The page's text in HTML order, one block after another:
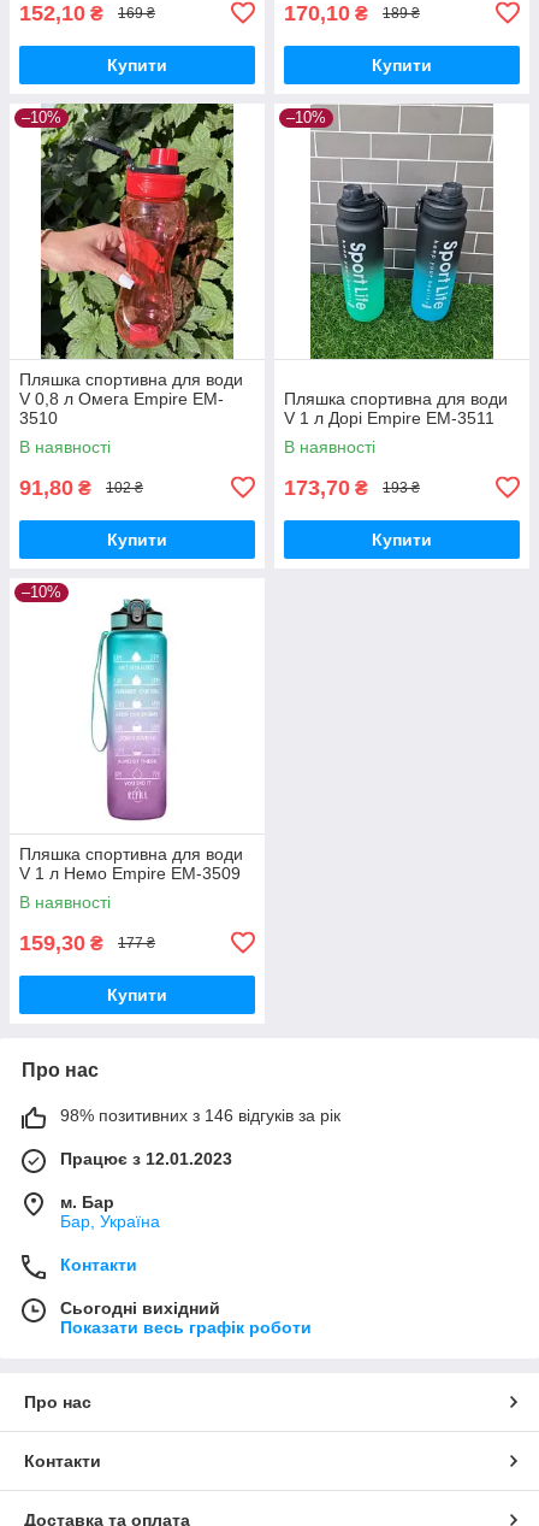
152,10 ₴ 169 ₴
Купити
170,10 ₴ 189 ₴
Купити
–10%
Пляшка спортивна для води
V 0,8 л Омега Empire EM-
3510
В наявності
91,80 ₴ 102 ₴
Купити
–10%
Пляшка спортивна для води
V 1 л Дорі Empire EM-3511
В наявності
173,70 ₴ 193 ₴
Купити
–10%
Пляшка спортивна для води
V 1 л Немо Empire EM-3509
В наявності
159,30 ₴ 177 ₴
Купити
Про нас
98% позитивних з 146 відгуків за рік
Працює з 12.01.2023
м. Бар
Бар, Україна
Контакти
Сьогодні вихідний
Показати весь графік роботи
Про нас
Контакти
Доставка та оплата